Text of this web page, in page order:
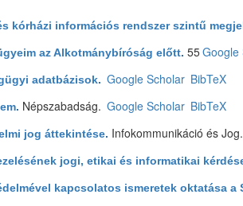
kórházi információs rendszer szintű
az Alkotmánybíróság előtt. 55Google
adatbázisok. Google Scholar BibTeX
. Népszabadság. Google Scholar BibTeX
jog áttekintése. Infokommunikáció és
jogi, etikai és informatikai
kapcsolatos ismeretek oktatása a